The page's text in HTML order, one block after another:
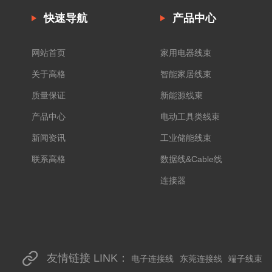
快速导航
网站首页
关于高格
质量保证
产品中心
新闻资讯
联系高格
产品中心
家用电器线束
智能家居线束
新能源线束
电动工具类线束
工业储能线束
数据线&Cable线
连接器
友情链接 LINK： 电子连接线 东莞连接线 端子线束